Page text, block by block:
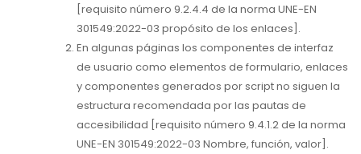
[requisito número 9.2.4.4 de la norma UNE-EN
301549:2022-03 propósito de los enlaces].
En algunas páginas los componentes de interfaz
de usuario como elementos de formulario, enlaces
y componentes generados por script no siguen la
estructura recomendada por las pautas de
accesibilidad [requisito número 9.4.1.2 de la norma
UNE-EN 301549:2022-03 Nombre, función, valor].